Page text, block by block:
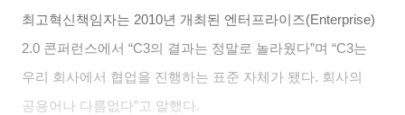
최고혁신책임자는 2010년 개최된 엔터프라이즈(Enterprise)
2.0 콘퍼런스에서 “C3의 결과는 정말로 놀라웠다”며 “C3는
우리 회사에서 협업을 진행하는 표준 자체가 됐다. 회사의
공용어나 다름없다”고 말했다.